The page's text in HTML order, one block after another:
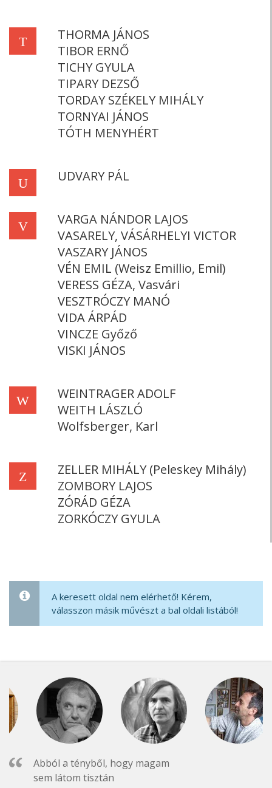
T
THORMA JÁNOS
TIBOR ERNŐ
TICHY GYULA
TIPARY DEZSŐ
TORDAY SZÉKELY MIHÁLY
TORNYAI JÁNOS
TÓTH MENYHÉRT
U UDVARY PÁL
V
VARGA NÁNDOR LAJOS
VASARELY, VÁSÁRHELYI VICTOR
VASZARY JÁNOS
VÉN EMIL (Weisz Emillio, Emil)
VERESS GÉZA, Vasvári
VESZTRÓCZY MANÓ
VIDA ÁRPÁD
VINCZE Győző
VISKI JÁNOS
W
WEINTRAGER ADOLF
WEITH LÁSZLÓ
Wolfsberger, Karl
Z
ZELLER MIHÁLY (Peleskey Mihály)
ZOMBORY LAJOS
ZÓRÁD GÉZA
ZORKÓCZY GYULA
A keresett oldal nem elérhető! Kérem,
válasszon másik művészt a bal oldali listából!
Abból a tényből, hogy magam
sem látom tisztán